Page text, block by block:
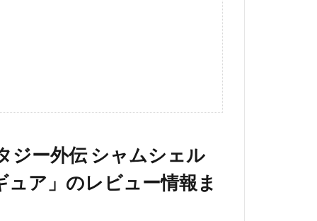
ジー外伝 シャムシェル
ュア」のレビュー情報ま